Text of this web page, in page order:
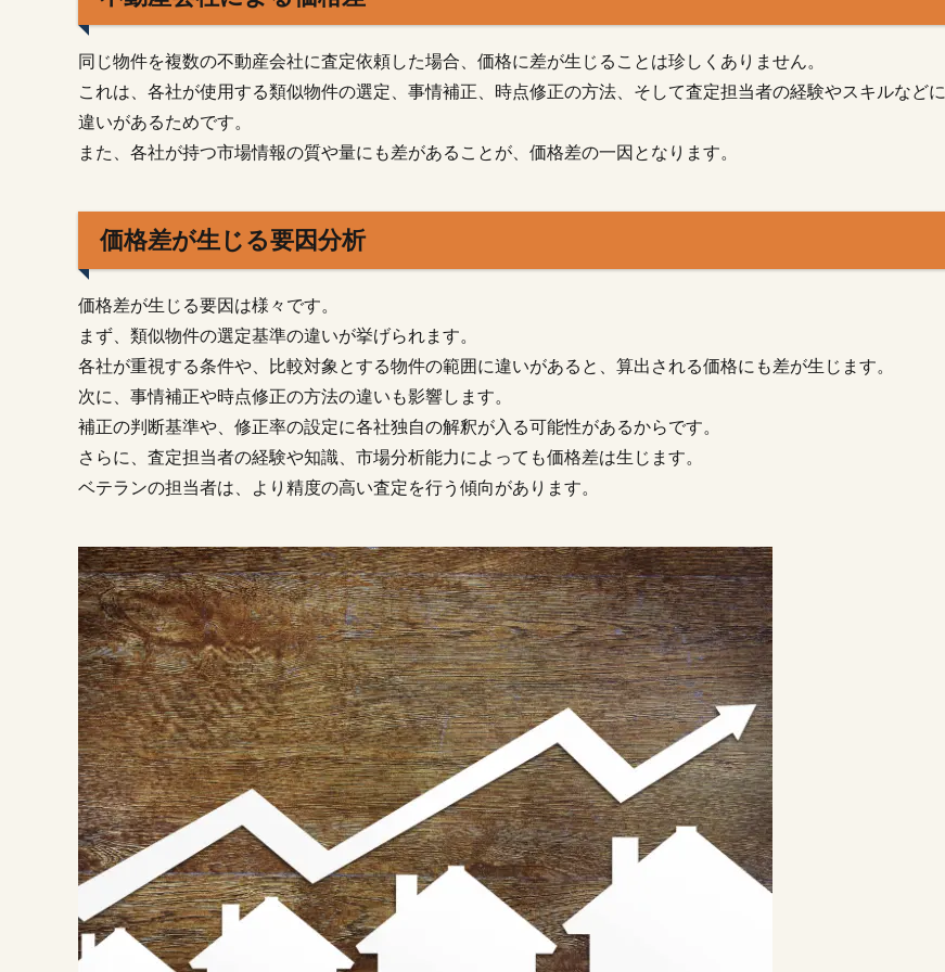
較と
3.2.
不動
産会
にお
ける
点
ま
と
め
同じ物件を複数の不動産会社に査定依頼した場合、価格に差が生じることは珍しくありません。
これは、各社が使用する類似物件の選定、事情補正、時点修正の方法、そして査定担当者の経験やスキルなどに
違いがあるためです。
また、各社が持つ市場情報の質や量にも差があることが、価格差の一因となります。
価格差が生じる要因分析
価格差が生じる要因は様々です。
まず、類似物件の選定基準の違いが挙げられます。
各社が重視する条件や、比較対象とする物件の範囲に違いがあると、算出される価格にも差が生じます。
次に、事情補正や時点修正の方法の違いも影響します。
補正の判断基準や、修正率の設定に各社独自の解釈が入る可能性があるからです。
さらに、査定担当者の経験や知識、市場分析能力によっても価格差は生じます。
ベテランの担当者は、より精度の高い査定を行う傾向があります。